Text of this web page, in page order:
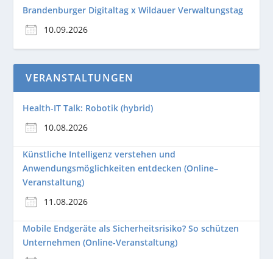
Brandenburger Digitaltag x Wildauer Verwaltungstag
10.09.2026
VERANSTALTUNGEN
Health-IT Talk: Robotik (hybrid)
10.08.2026
Künstliche Intelligenz verstehen und
Anwendungsmöglichkeiten entdecken (Online–
Veranstaltung)
11.08.2026
Mobile Endgeräte als Sicherheitsrisiko? So schützen
Unternehmen (Online-Veranstaltung)